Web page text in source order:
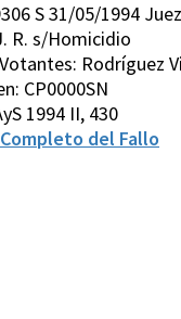
S 31/05/1994
R. s/Homicidio
Rodríguez
CP0000SN
1994 II, 430
del Fallo